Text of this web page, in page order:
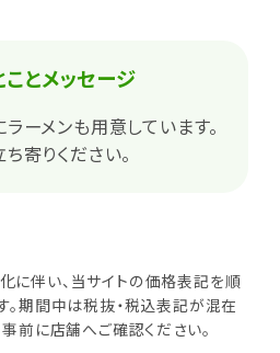
ことメッセージ
ーメンも用意しています。
寄りください。
伴い、当サイトの価格表記を順
期間中は税抜・税込表記が混在
前に店舗へご確認ください。